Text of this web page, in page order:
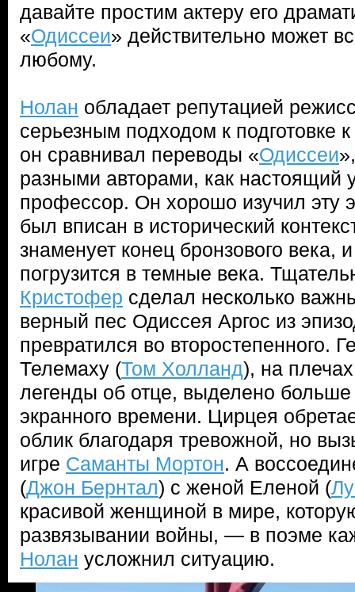
давайте простим актеру его
«Одиссеи» действительно может
любому.
Нолан обладает репутацией
серьезным подходом к подготовке
он сравнивал переводы «Одиссеи
разными авторами, как настоящий
профессор. Он хорошо изучил эту
был вписан в исторический
знаменует конец бронзового века,
погрузится в темные века.
Кристофер сделал несколько
верный пес Одиссея Аргос из
превратился во второстепенного.
Телемаху (Том Холланд), на
легенды об отце, выделено больше
экранного времени. Цирцея
облик благодаря тревожной, но
игре Саманты Мортон. А
(Джон Бернтал) с женой Еленой (
красивой женщиной в мире,
развязывании войны, — в поэме
Нолан усложнил ситуацию.